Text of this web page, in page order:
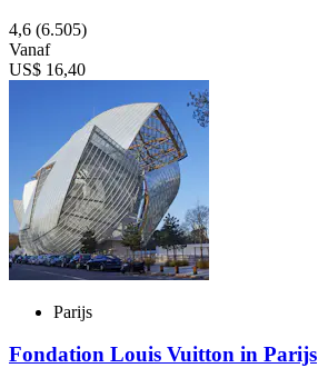
4,6 (6.505)
Vanaf
US$ 16,40
Parijs
Fondation Louis Vuitton in Parijs